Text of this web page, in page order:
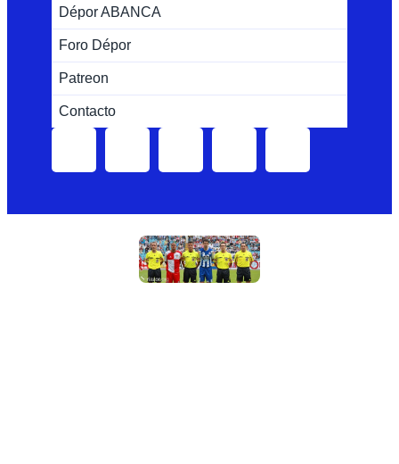
Dépor ABANCA
Foro Dépor
Patreon
Contacto